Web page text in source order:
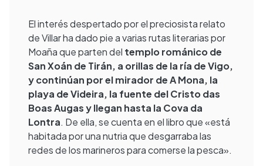
El interés despertado por el preciosista relato
de Villar ha dado pie a varias rutas literarias por
Moaña que parten del templo románico de
San Xoán de Tirán, a orillas de la ría de Vigo,
y continúan por el mirador de A Mona, la
playa de Videira, la fuente del Cristo das
Boas Augas y llegan hasta la Cova da
Lontra. De ella, se cuenta en el libro que «está
habitada por una nutria que desgarraba las
redes de los marineros para comerse la pesca».